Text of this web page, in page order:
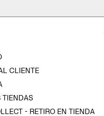
CLIENTE
TIENDAS
- RETIRO EN TIENDA